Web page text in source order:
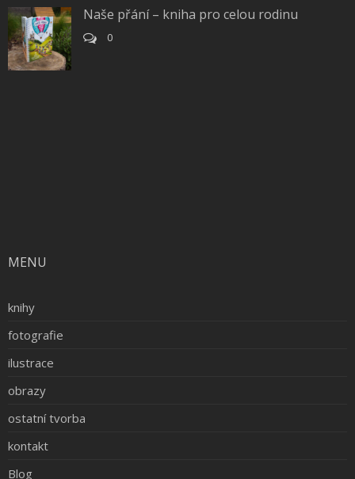
Naše přání – kniha pro celou rodinu
0
MENU
knihy
fotografie
ilustrace
obrazy
ostatní tvorba
kontakt
Blog